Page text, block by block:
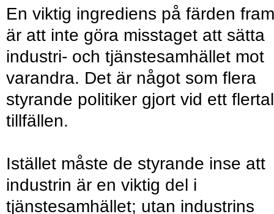
En viktig ingrediens på färden
är att inte göra misstaget att sätta
industri- och tjänstesamhället mot
varandra. Det är något som flera
styrande politiker gjort vid ett flertal
tillfällen.
Istället måste de styrande inse att
industrin är en viktig del i
tjänstesamhället; utan industrins